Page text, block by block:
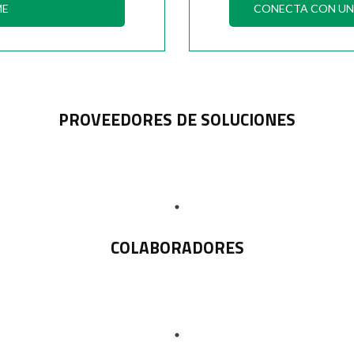
CONECTA CON
PROVEEDORES DE SOLUCIONES
COLABORADORES